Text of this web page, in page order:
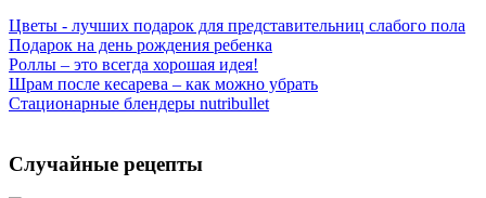
Цветы - лучших подарок для представительниц слабого пола
Подарок на день рождения ребенка
Роллы – это всегда хорошая идея!
Шрам после кесарева – как можно убрать
Стационарные блендеры nutribullet
Случайные рецепты